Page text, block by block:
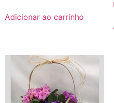
Adicionar ao carrinho